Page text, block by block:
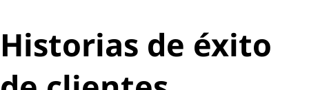
Historias de éxito